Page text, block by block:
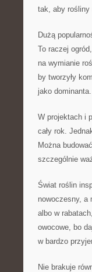
tak, aby rośliny
Dużą
To raczej
na wymianie
by tworzyły
jako dominanta.
W projektach i
cały rok.
Można
szczególnie
Świat roślin
nowoczesny, a
albo w
owocowe, bo
w bardzo
Nie brakuje